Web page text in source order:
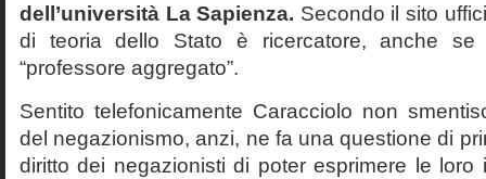
dell’università La Sapienza. Secondo il sito
di teoria dello Stato è ricercatore, anche
“professore aggregato”.
Sentito telefonicamente Caracciolo non
del negazionismo, anzi, ne fa una questione di
diritto dei negazionisti di poter esprimere le loro